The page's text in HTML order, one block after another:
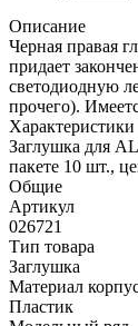
Описание
Черная правая
придает
светодиодную
прочего).
Характеристики
Заглушка для
пакете 10 шт.,
Общие
Артикул
026721
Тип товара
Заглушка
Материал
Пластик